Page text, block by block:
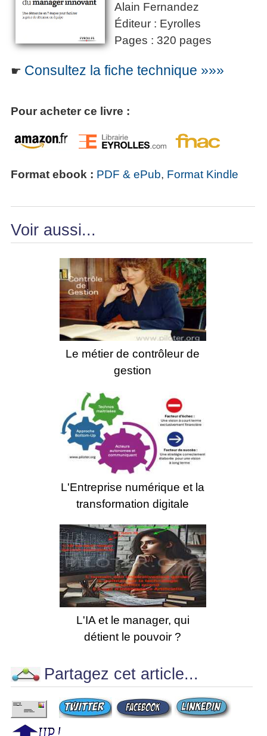
Alain Fernandez
Éditeur : Eyrolles
Pages : 320 pages
☛ Consultez la fiche technique »»»
Pour acheter ce livre :
Format ebook : PDF & ePub, Format Kindle
Voir aussi...
Le métier de contrôleur de
gestion
L'Entreprise numérique et la
transformation digitale
L'IA et le manager, qui
détient le pouvoir ?
Partagez cet article...